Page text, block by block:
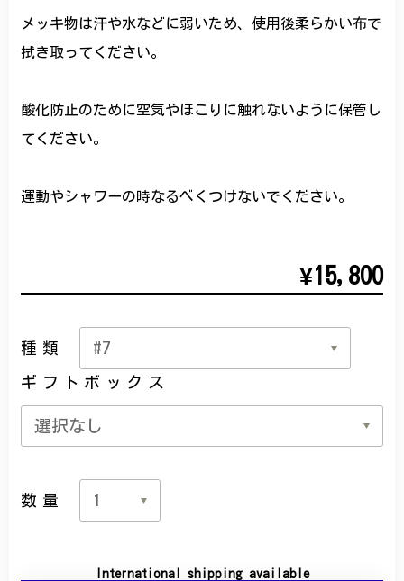
メッキ物は汗や水などに弱いため、使用後柔らかい布で
拭き取ってください。
酸化防止のために空気やほこりに触れないように保管し
てください。
運動やシャワーの時なるべくつけないでください。
¥15,800
種類
ギフトボックス
数量
International shipping available